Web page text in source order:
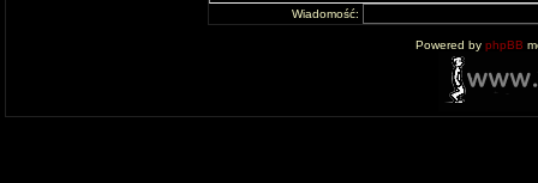
Wiadomość:
Powered by phpBB